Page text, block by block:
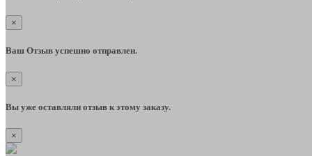
×
Ваш Отзыв успешно отправлен.
×
Вы уже оставляли отзыв к этому заказу.
×